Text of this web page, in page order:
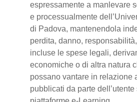
espressamente a manlevare
e processualmente
di Padova, mantenendola
perdita, danno,
incluse le spese legali,
economiche o di altra natura
possano vantare in relazione
pubblicati da parte dell’utente